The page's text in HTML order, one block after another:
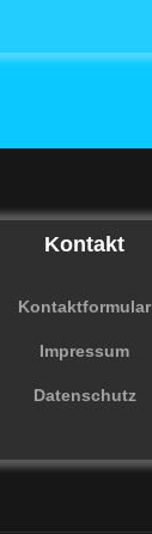
Kontakt
Kontaktformular
Impressum
Datenschutz